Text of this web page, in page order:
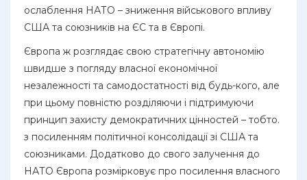
ослаблення НАТО – зниження військового впливу
США та союзників на ЄС та в Європі.
Європа ж розглядає свою стратегічну автономію
швидше з погляду власної економічної
незалежності та самодостатності від будь-кого, але
при цьому повністю розділяючи і підтримуючи
принцип захисту демократичних цінностей – тобто.
з посиленням політичної консолідації зі США та
союзниками. Додатково до свого залучення до
НАТО Європа розмірковує про посилення власного